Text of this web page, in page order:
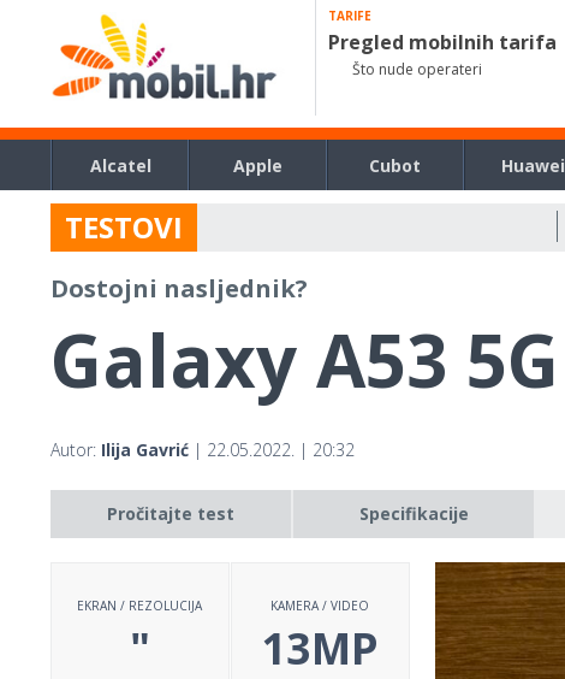
TARIFE
Pregled mobilnih tarifa
Što nude operateri
Alcatel Apple Cubot Huawei
TESTOVI
Dostojni nasljednik?
Galaxy A53 5G
Autor: Ilija Gavrić | 22.05.2022. | 20:32
Pročitajte test Specifikacije
EKRAN / REZOLUCIJA
"
KAMERA / VIDEO
13MP